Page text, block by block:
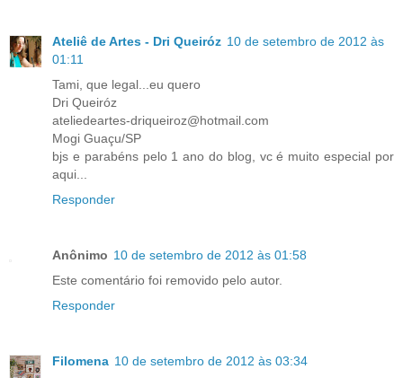
Ateliê de Artes - Dri Queiróz 10 de setembro de 2012 às
01:11
Tami, que legal...eu quero
Dri Queiróz
ateliedeartes-driqueiroz@hotmail.com
Mogi Guaçu/SP
bjs e parabéns pelo 1 ano do blog, vc é muito especial por
aqui...
Responder
Anônimo 10 de setembro de 2012 às 01:58
Este comentário foi removido pelo autor.
Responder
Filomena 10 de setembro de 2012 às 03:34